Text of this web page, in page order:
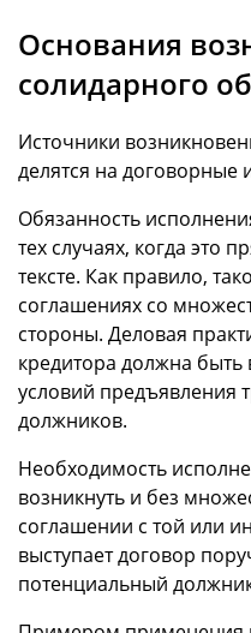
Основания
солидарного
Источники
делятся на договорные
Обязанность
тех случаях, когда это
тексте. Как правило,
соглашениях со
стороны. Деловая
кредитора должна
условий предъявления
должников.
Необходимость
возникнуть и без
соглашении с той или
выступает договор
потенциальный